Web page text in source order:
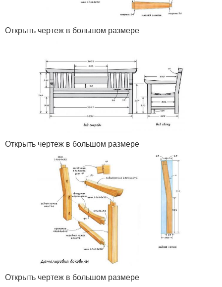
Открыть чертеж в большом размере
Открыть чертеж в большом размере
Открыть чертеж в большом размере